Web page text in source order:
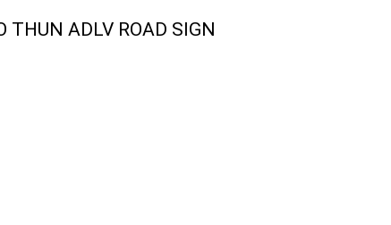
THUN ADLV ROAD SIGN